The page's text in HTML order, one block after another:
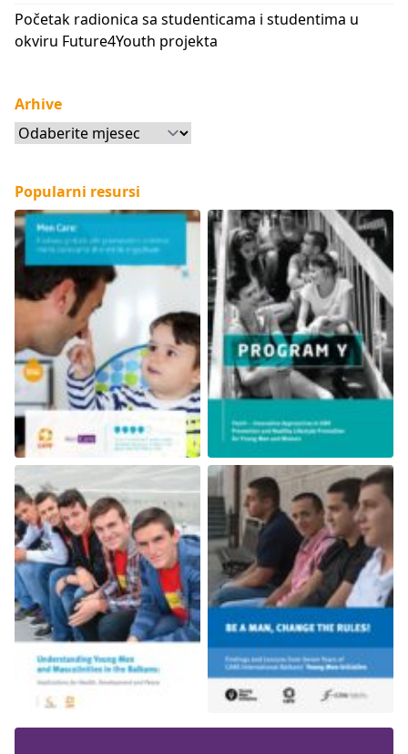
Početak radionica sa studenticama i studentima u
okviru Future4Youth projekta
Arhive
Arhive
Popularni resursi